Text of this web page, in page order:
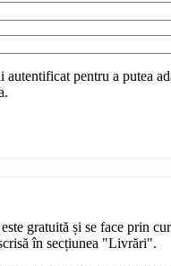
autentificat pentru a putea
este gratuită și se face prin
în secțiunea "Livrări".